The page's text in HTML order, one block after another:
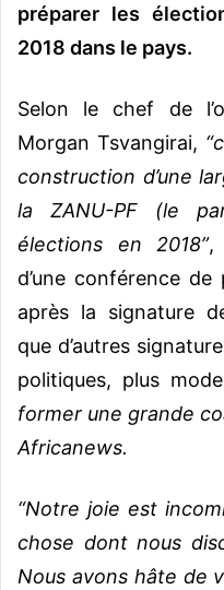
préparer les
2018 dans le pays.
Selon le chef de
Morgan Tsvangirai,
construction d’une
laZANU-PF (le
élections en 2018”,
d’une conférence
après la signature
que d’autres
politiques, plus
former une grande
Africanews.
“Notre joie est
chose dont nous
Nous avons hâte de